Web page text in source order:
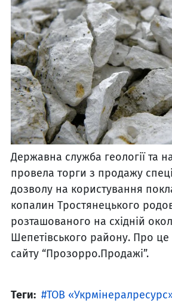
Державна служба геології та
провела торги з продажу
дозволу на користування
копалин Тростянецького
розташованого на східній
Шепетівського району. Про це
сайту “Прозорро.Продажі”.
Теги: ТОВ